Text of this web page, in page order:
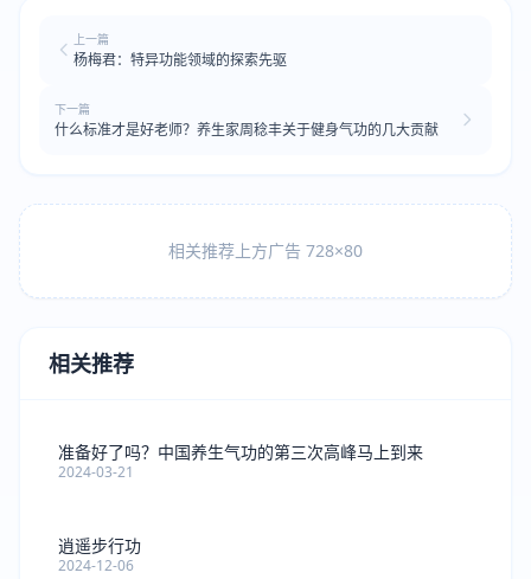
上一篇
杨梅君：特异功能领域的探索先驱
下一篇
什么标准才是好老师？养生家周稔丰关于健身气功的几大贡献
相关推荐上方广告 728×80
相关推荐
准备好了吗？中国养生气功的第三次高峰马上到来
2024-03-21
逍遥步行功
2024-12-06